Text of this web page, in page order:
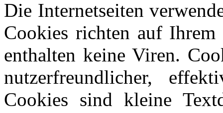
Die Internetseiten
Cookies richten auf Ihrem
enthalten keine Viren.
nutzerfreundlicher,
Cookies sind kleine